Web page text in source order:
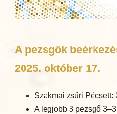
A pezsgők
2025. október 17.
Szakmai zsűri Pécsett:
A legjobb 3 pezsgő